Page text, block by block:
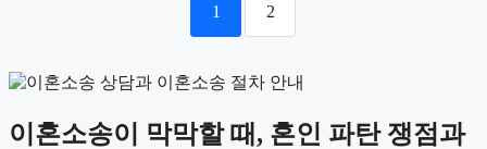
1 2
이혼소송이 막막할 때, 혼인 파탄 쟁점과